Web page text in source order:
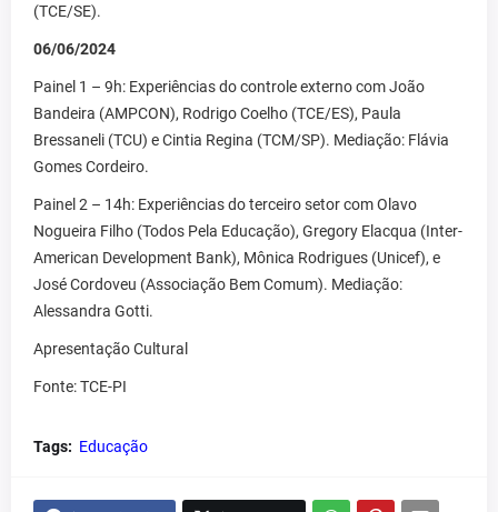
(TCE/SE).
06/06/2024
Painel 1 – 9h: Experiências do controle externo com João
Bandeira (AMPCON), Rodrigo Coelho (TCE/ES), Paula
Bressaneli (TCU) e Cintia Regina (TCM/SP). Mediação: Flávia
Gomes Cordeiro.
Painel 2 – 14h: Experiências do terceiro setor com Olavo
Nogueira Filho (Todos Pela Educação), Gregory Elacqua (Inter-
American Development Bank), Mônica Rodrigues (Unicef), e
José Cordoveu (Associação Bem Comum). Mediação:
Alessandra Gotti.
Apresentação Cultural
Fonte: TCE-PI
Tags: Educação